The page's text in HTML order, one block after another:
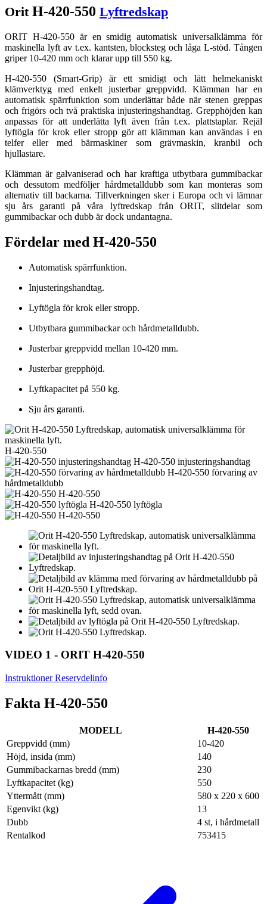
Orit H-420-550 Lyftredskap
ORIT H-420-550 är en smidig automatisk universalklämma för
maskinella lyft av t.ex. kantsten, blocksteg och låga L-stöd. Tången
griper 10-420 mm och klarar upp till 550 kg.
H-420-550 (Smart-Grip) är ett smidigt och lätt helmekaniskt
klämverktyg med enkelt justerbar greppvidd. Klämman har en
automatisk spärrfunktion som underlättar både när stenen greppas
och frigörs och två praktiska injusteringshandtag. Grepphöjden kan
anpassas för att underlätta lyft även från t.ex. plattstaplar. Rejäl
lyftögla för krok eller stropp gör att klämman kan användas i en
telfer eller med bärmaskiner som grävmaskin, kranbil och
hjullastare.
Klämman är galvaniserad och har kraftiga utbytbara gummibackar
och dessutom medföljer hårdmetalldubb som kan monteras som
alternativ till backarna. Tillverkningen sker i Europa och vi lämnar
sju års garanti på våra lyftredskap från ORIT, slitdelar som
gummibackar och dubb är dock undantagna.
Fördelar med H-420-550
Automatisk spärrfunktion.
Injusteringshandtag.
Lyftögla för krok eller stropp.
Utbytbara gummibackar och hårdmetalldubb.
Justerbar greppvidd mellan 10-420 mm.
Justerbar grepphöjd.
Lyftkapacitet på 550 kg.
Sju års garanti.
H-420-550
H-420-550 injusteringshandtag
H-420-550 förvaring av
hårdmetalldubb
H-420-550
H-420-550 lyftögla
H-420-550
VIDEO 1 - ORIT H-420-550
InstruktionerReservdelinfo
Fakta H-420-550
MODELL
H-420-550
Greppvidd (mm)
10-420
Höjd, insida (mm)
140
Gummibackarnas bredd (mm)
230
Lyftkapacitet (kg)
550
Yttermått (mm)
580 x 220 x 600
Egenvikt (kg)
13
Dubb
4 st, i hårdmetall
Rentalkod
753415